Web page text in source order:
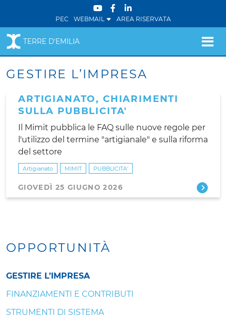
PEC WEBMAIL AREA RISERVATA
TERRE D'EMILIA
GESTIRE L’IMPRESA
ARTIGIANATO, CHIARIMENTI
SULLA PUBBLICITA'
Il Mimit pubblica le FAQ sulle nuove regole per
l'utilizzo del termine "artigianale" e sulla riforma
del settore
Artigianato MIMIT PUBBLICITA'
GIOVEDÌ 25 GIUGNO 2026
OPPORTUNITÀ
GESTIRE L’IMPRESA
FINANZIAMENTI E CONTRIBUTI
STRUMENTI DI SISTEMA